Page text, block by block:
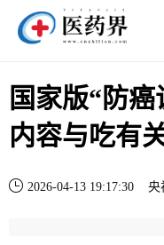
国家版“防
内容与吃有
2026-04-13 19:17:30 央